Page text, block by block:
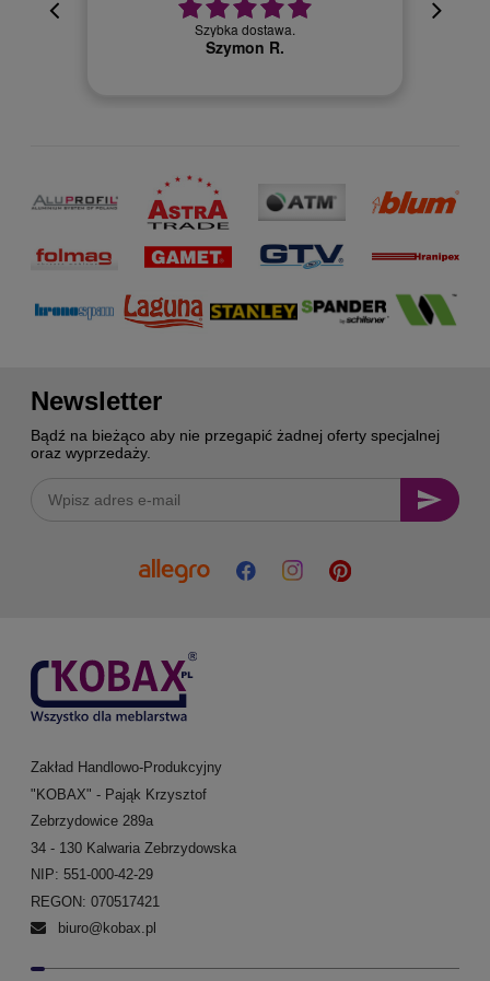
Szybka dostawa.
Szymon R.
Newsletter
Bądź na bieżąco aby nie przegapić żadnej oferty specjalnej
oraz wyprzedaży.
Zakład Handlowo-Produkcyjny
"KOBAX" - Pająk Krzysztof
Zebrzydowice 289a
34 - 130 Kalwaria Zebrzydowska
NIP: 551-000-42-29
REGON: 070517421
biuro@kobax.pl